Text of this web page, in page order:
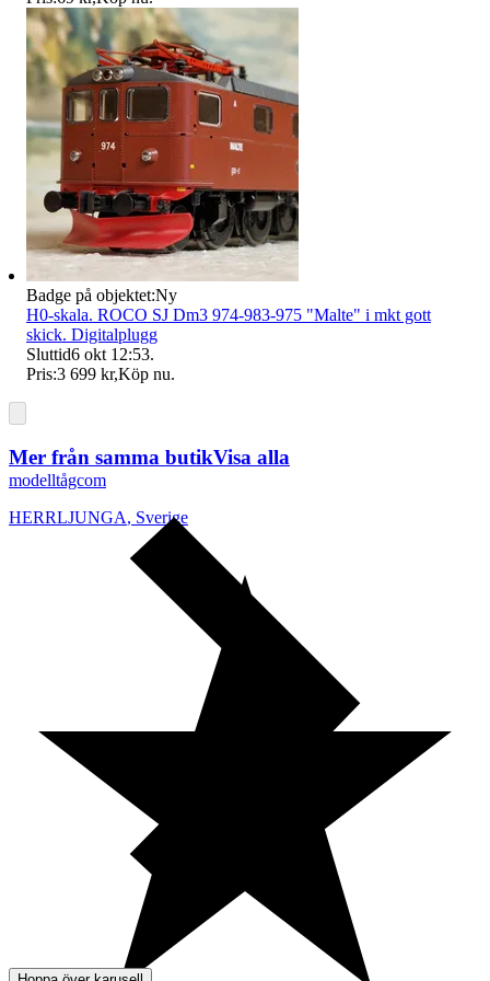
modelltågcom
HERRLJUNGA, Sverige
Badge på objektet:Ny
H0-skala. ROCO SJ Dm3 974-983-975 "Malte" i mkt gott
skick. Digitalplugg
Sluttid6 okt 12:53.
Pris:3 699 kr,Köp nu.
Mer från samma butikVisa alla